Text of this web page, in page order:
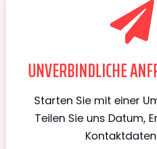
UNVERBINDLICHE
Starten Sie mit einer
Teilen Sie uns Datum,